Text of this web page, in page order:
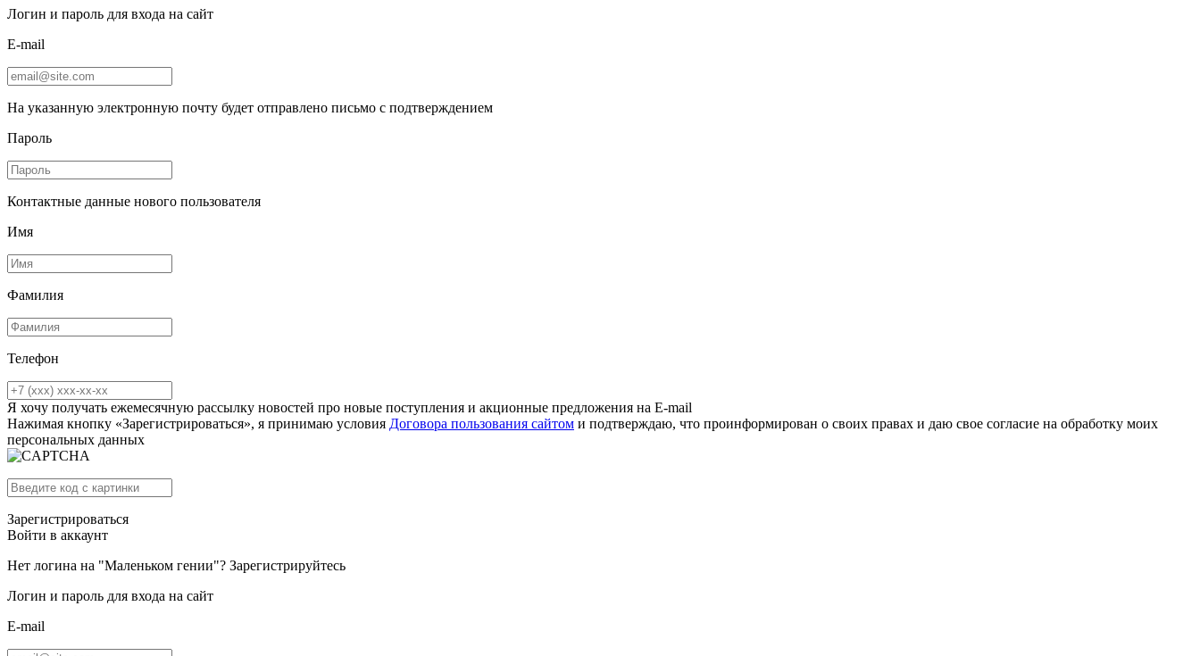
Логин и пароль для входа на сайт
E-mail
На указанную электронную почту будет отправлено письмо с подтверждением
Пароль
Контактные данные нового пользователя
Имя
Фамилия
Телефон
Я хочу получать ежемесячную рассылку новостей про новые поступления и акционные предложения на E-mail
Нажимая кнопку «Зарегистрироваться», я принимаю условия Договора пользования сайтом и подтверждаю, что проинформирован о своих правах и даю свое согласие на обработку моих
персональных данных
Зарегистрироваться
Войти в аккаунт
Нет логина на "Маленьком гении"? Зарегистрируйтесь
Логин и пароль для входа на сайт
E-mail